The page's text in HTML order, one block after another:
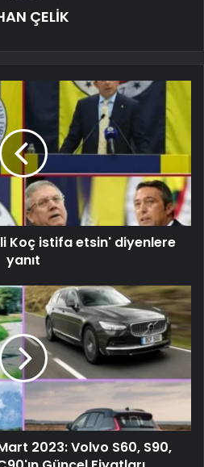
ÇELİK
Koç istifa etsin' diyenlere
yanıt
2023: Volvo S60, S90,